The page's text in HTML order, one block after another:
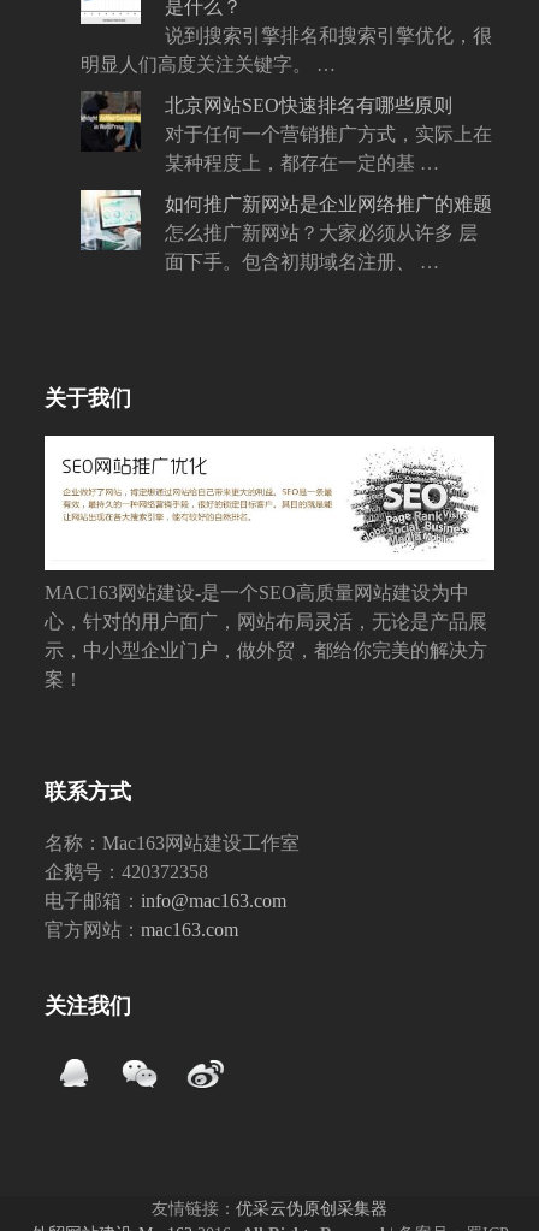
是什么？
说到搜索引擎排名和搜索引擎优化，很
明显人们高度关注关键字。 …
北京网站SEO快速排名有哪些原则
对于任何一个营销推广方式，实际上在
某种程度上，都存在一定的基 …
如何推广新网站是企业网络推广的难题
怎么推广新网站？大家必须从许多 层
面下手。包含初期域名注册、 …
关于我们
MAC163网站建设-是一个SEO高质量网站建设为中
心，针对的用户面广，网站布局灵活，无论是产品展
示，中小型企业门户，做外贸，都给你完美的解决方
案！
联系方式
名称：Mac163网站建设工作室
企鹅号：420372358
电子邮箱：info@mac163.com
官方网站：mac163.com
关注我们
友情链接： 优采云伪原创采集器